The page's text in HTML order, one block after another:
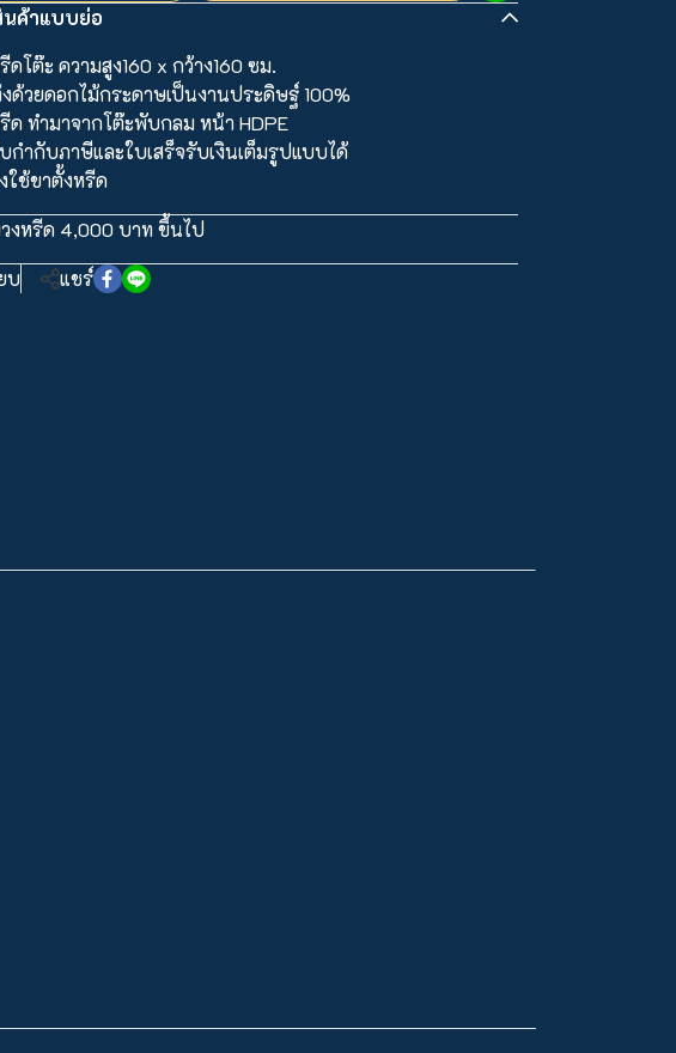
ค้าแบบย่อ
ดโต๊ะ ความสูง160 x กว้าง160 ซม.
ด้วยดอกไม้กระดาษเป็นงานประดิษฐ์ 100%
ด ทำมาจากโต๊ะพับกลม หน้า HDPE
กำกับภาษีและใบเสร็จรับเงินเต็มรูปแบบได้
ใช้ขาตั้งหรีด
งหรีด 4,000 บาท ขึ้นไป
บ
แชร์